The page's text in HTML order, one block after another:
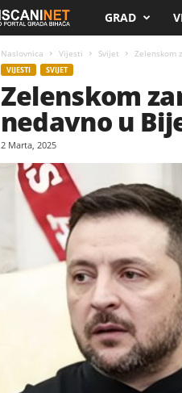
i
s
c
n
.
n
e
t
GRAD
Naslovnica Vijesti Svijet Zelenskom
VIJESTI SVIJET
Zelenskom
nedavno u
2 Marta, 2025